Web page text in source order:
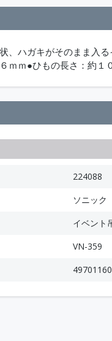
、ハガキがそのまま入
ｍｍ●ひもの長さ：約
224088
ソニック
イベン
VN-359